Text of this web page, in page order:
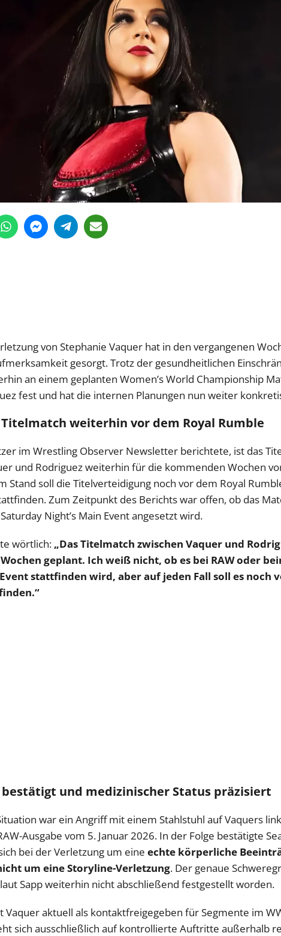
von Stephanie Vaquer hat in den vergangenen
gesorgt. Trotz der gesundheitlichen
an einem geplanten Women’s World Championship
fest und hat die internen Planungen nun weiter
Titelmatch weiterhin vor dem Royal Rumble
im Wrestling Observer Newsletter berichtete, ist das
und Rodriguez weiterhin für die kommenden Wochen
Stand soll die Titelverteidigung noch vor dem Royal
Zum Zeitpunkt des Berichts war offen, ob das
Night’s Main Event angesetzt wird.
wörtlich: „Das Titelmatch zwischen Vaquer und
geplant. Ich weiß nicht, ob es bei RAW oder
stattfinden wird, aber auf jeden Fall soll es noch
und medizinischer Status präzisiert
war ein Angriff mit einem Stahlstuhl auf Vaquers
Ausgabe vom 5. Januar 2026. In der Folge bestätigte
bei der Verletzung um eine echte körperliche
um eine Storyline-Verletzung. Der genaue
Sapp weiterhin nicht abschließend festgestellt worden.
Vaquer aktuell als kontaktfreigegeben für Segmente im
sich ausschließlich auf kontrollierte Auftritte außerhalb